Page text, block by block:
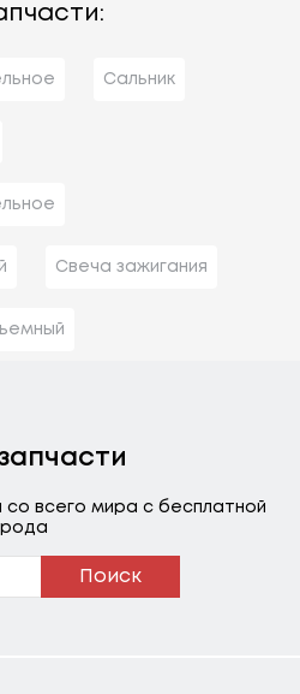
Сальник
Свеча зажигания
со всего мира с бесплатной
Поиск